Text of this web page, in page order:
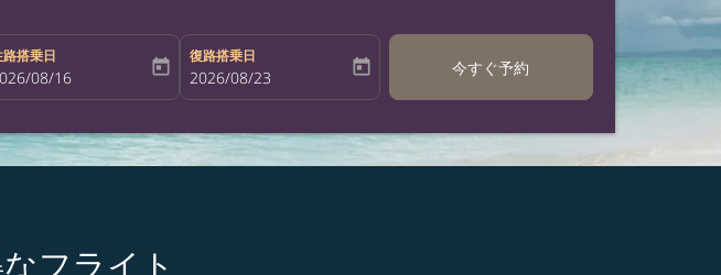
路搭乗日
booking-departure-date-aria-label
08/16 today
復路搭乗日
fc-booking-return-date-aria-label
2026/08/23 today 今すぐ予約
フライト
ファーを見つけてください。